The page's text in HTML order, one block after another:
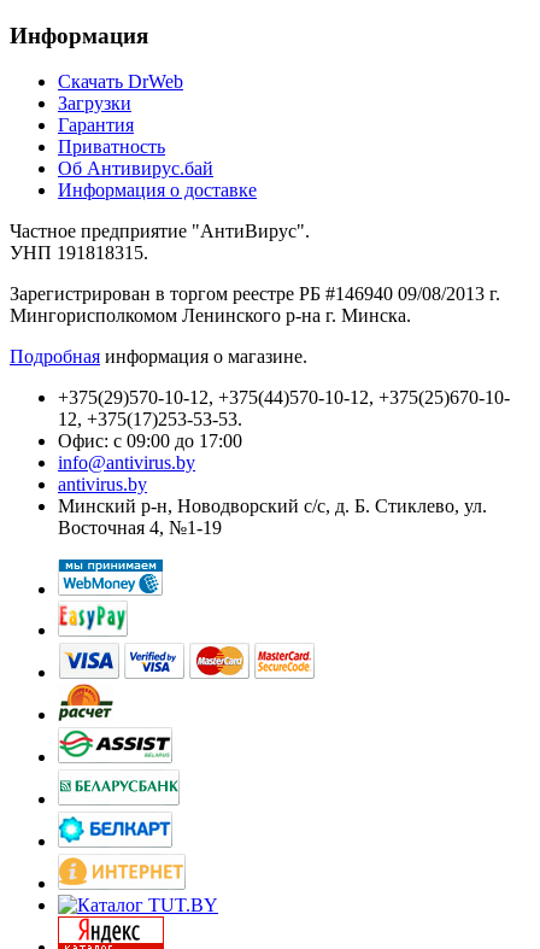
Информация
Cкачать DrWeb
Загрузки
Гарантия
Приватность
Об Антивирус.бай
Информация о доставке
Частное предприятие "АнтиВирус".
УНП 191818315.
Зарегистрирован в торгом реестре РБ #146940 09/08/2013 г.
Мингорисполкомом Ленинского р-на г. Минска.
Подробная информация о магазине.
+375(29)570-10-12, +375(44)570-10-12, +375(25)670-10-
12, +375(17)253-53-53.
Офис: с 09:00 до 17:00
info@antivirus.by
antivirus.by
Минский р-н, Новодворский с/с, д. Б. Стиклево, ул.
Восточная 4, №1-19